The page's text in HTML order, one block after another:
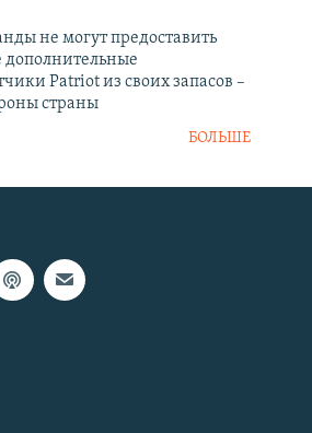
не могут предоставить
дополнительные
Patriot из своих запасов –
страны
БОЛЬШЕ